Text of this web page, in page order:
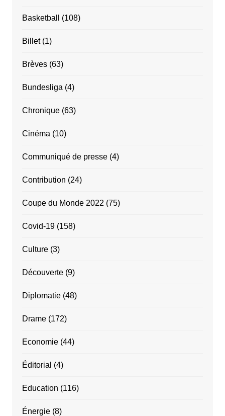
Basketball (108)
Billet(1)
Brèves(63)
Bundesliga (4)
Chronique(63)
Cinéma (10)
Communiqué de presse(4)
Contribution (24)
Coupe du Monde 2022 (75)
Covid-19(158)
Culture(3)
Découverte(9)
Diplomatie(48)
Drame(172)
Economie(44)
Éditorial (4)
Education (116)
Énergie(8)